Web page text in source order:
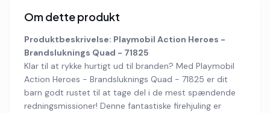
Om dette produkt
Produktbeskrivelse: Playmobil Action Heroes -
Brandsluknings Quad - 71825
Klar til at rykke hurtigt ud til branden? Med Playmobil
Action Heroes - Brandsluknings Quad - 71825 er dit
barn godt rustet til at tage del i de mest spændende
redningsmissioner! Denne fantastiske firehjuling er